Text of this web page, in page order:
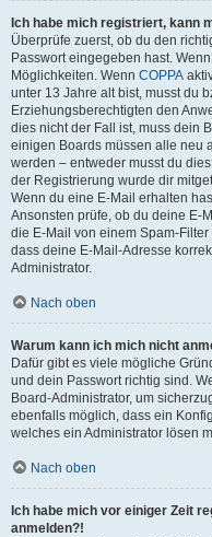
Ich habe mich registriert, kann
Überprüfe zuerst, ob du den
Passwort eingegeben hast.
Möglichkeiten. Wenn COPPA
unter 13 Jahre alt bist, musst du
Erziehungsberechtigten den
dies nicht der Fall ist, muss dein
einigen Boards müssen alle neu
werden – entweder musst du
der Registrierung wurde dir
Wenn du eine E-Mail erhalten
Ansonsten prüfe, ob du deine E-
die E-Mail von einem Spam-
dass deine E-Mail-Adresse
Administrator.
Nach oben
Warum kann ich mich nicht
Dafür gibt es viele mögliche
und dein Passwort richtig sind.
Board-Administrator, um
ebenfalls möglich, dass ein
welches ein Administrator lösen
Nach oben
Ich habe mich vor einiger Zeit
anmelden?!